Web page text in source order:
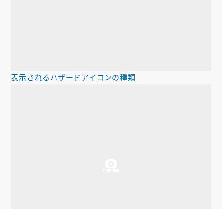
表示されるハザードアイコンの種類